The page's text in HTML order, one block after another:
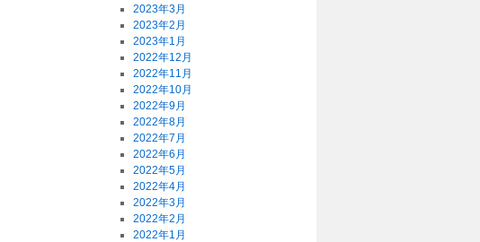
2023年3月
2023年2月
2023年1月
2022年12月
2022年11月
2022年10月
2022年9月
2022年8月
2022年7月
2022年6月
2022年5月
2022年4月
2022年3月
2022年2月
2022年1月